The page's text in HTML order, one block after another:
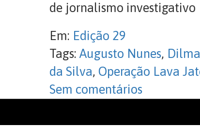
de jornalismo investigativo
Em: Edição 29
Tags: Augusto Nunes,
da Silva, Operação Lava
Sem comentários